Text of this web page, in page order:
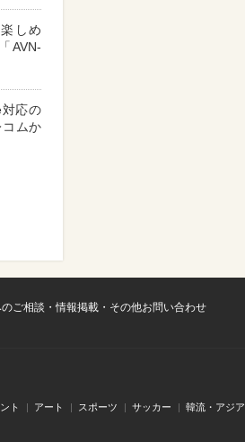
しめ
AVN-
応の
コムか
ご相談・情報掲載・その他お問い合わせ
ト アート スポーツ サッカー 韓流・アジア